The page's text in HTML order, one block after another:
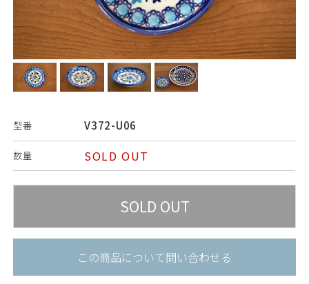
型番 V372-U06
数量 SOLD OUT
この商品について問い合わせる